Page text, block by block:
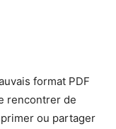
format PDF
rencontrer de
ou partager